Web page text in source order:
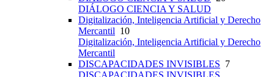
DIÁLOGO CIENCIA Y SALUD
Digitalización, Inteligencia Artificial y Derecho
Mercantil 10
Digitalización, Inteligencia Artificial y Derecho
Mercantil
DISCAPACIDADES INVISIBLES 7